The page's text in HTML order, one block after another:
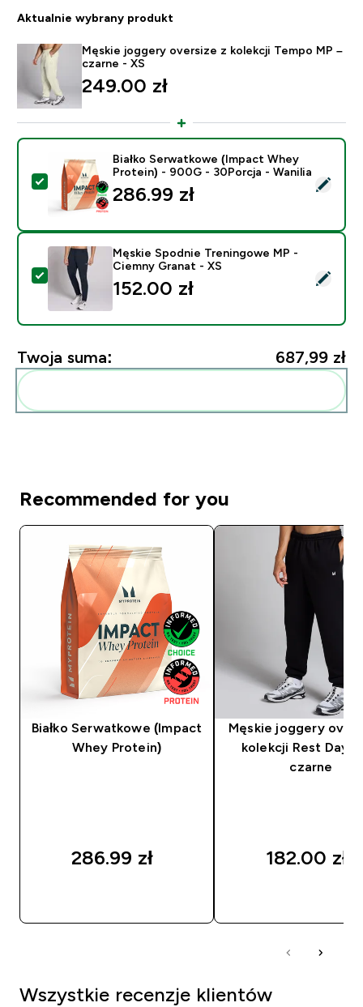
Aktualnie wybrany produkt
Męskie joggery oversize z kolekcji Tempo MP –
czarne - XS
249.00 zł‎
Wybierz ten produkt - Białko Serwatkowe (Impact
Białko Serwatkowe (Impact Whey
Protein) - 900G - 30Porcja - Wanilia
286.99 zł‎
Wybierz ten produkt - Męskie Spodnie Treningowe
Męskie Spodnie Treningowe MP -
Ciemny Granat - XS
152.00 zł‎
Twoja suma: 687,99 zł‎
Recommended for you
Białko Serwatkowe (Impact
Whey Protein)
286.99 zł‎
Męskie joggery
kolekcji Rest Day
czarne
182.00 zł‎
Wszystkie recenzje klientów